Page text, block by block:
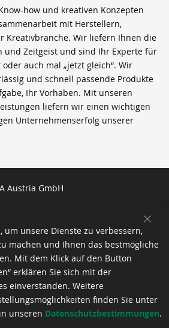
how und kreativen Konzepten
mit Herstellern,
Kreativbranche. Wir liefern Ihnen die
und Zeitgeist und sind Ihr Experte für
auch mal „jetzt gleich“. Wir
und schnell passende Produkte
Ihr Vorhaben. Mit unseren
liefern wir einen wichtigen
Unternehmenserfolg unserer
Austria GmbH
um unsere Dienste zu verbessern,
machen und Ihnen das bestmögliche
Mit dem Klick auf den Button
erklären Sie sich mit der
einverstanden. Weitere
finden Sie unter
unseren Datenschutzbestimmungen.